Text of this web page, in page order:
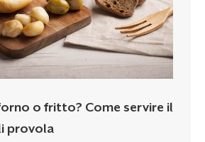
o fritto? Come servire il
provola